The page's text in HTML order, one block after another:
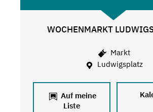
WOCHENMARKT
Markt
Ludwigsplatz
Auf meine
Liste